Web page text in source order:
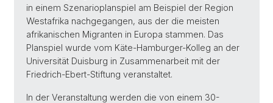
in einem Szenarioplanspiel am Beispiel der Region
Westafrika nachgegangen, aus der die meisten
afrikanischen Migranten in Europa stammen. Das
Planspiel wurde vom Käte-Hamburger-Kolleg an der
Universität Duisburg in Zusammenarbeit mit der
Friedrich-Ebert-Stiftung veranstaltet.
In der Veranstaltung werden die von einem 30-